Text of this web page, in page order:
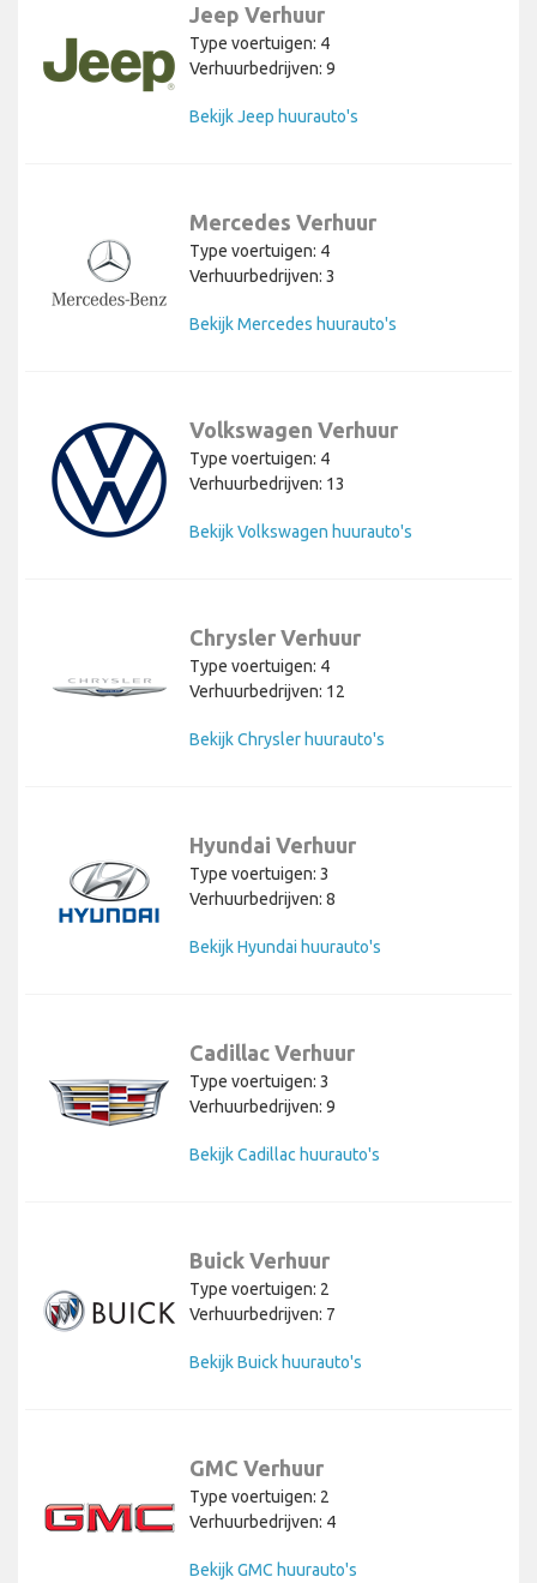
Jeep Verhuur
Type voertuigen: 4
Verhuurbedrijven: 9
Bekijk Jeep huurauto's
Mercedes Verhuur
Type voertuigen: 4
Verhuurbedrijven: 3
Bekijk Mercedes huurauto's
Volkswagen Verhuur
Type voertuigen: 4
Verhuurbedrijven: 13
Bekijk Volkswagen huurauto's
Chrysler Verhuur
Type voertuigen: 4
Verhuurbedrijven: 12
Bekijk Chrysler huurauto's
Hyundai Verhuur
Type voertuigen: 3
Verhuurbedrijven: 8
Bekijk Hyundai huurauto's
Cadillac Verhuur
Type voertuigen: 3
Verhuurbedrijven: 9
Bekijk Cadillac huurauto's
Buick Verhuur
Type voertuigen: 2
Verhuurbedrijven: 7
Bekijk Buick huurauto's
GMC Verhuur
Type voertuigen: 2
Verhuurbedrijven: 4
Bekijk GMC huurauto's